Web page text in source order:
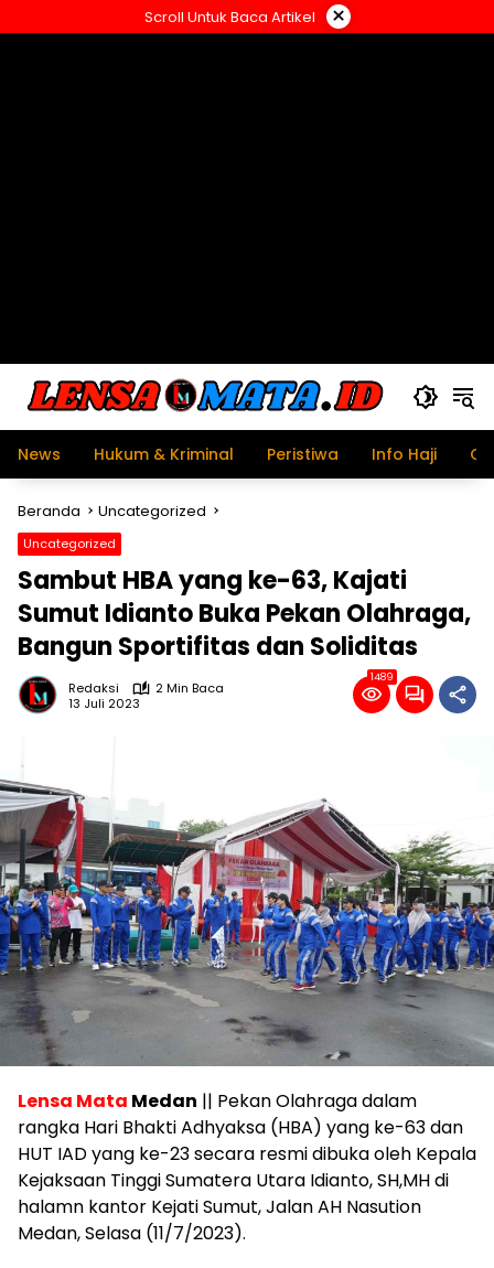
ke
Scroll Untuk Baca Artikel ×
News Hukum & Kriminal Peristiwa Info Haji
Beranda Uncategorized
Uncategorized
Sambut HBA yang ke-63, Kajati
Sumut Idianto Buka Pekan Olahraga,
Bangun Sportifitas dan Soliditas
Redaksi
2 Min Baca
13 Juli 2023
1489
Lensa Mata Medan || Pekan Olahraga dalam
rangka Hari Bhakti Adhyaksa (HBA) yang ke-63 dan
HUT IAD yang ke-23 secara resmi dibuka oleh Kepala
Kejaksaan Tinggi Sumatera Utara Idianto, SH,MH di
halamn kantor Kejati Sumut, Jalan AH Nasution
Medan, Selasa (11/7/2023).